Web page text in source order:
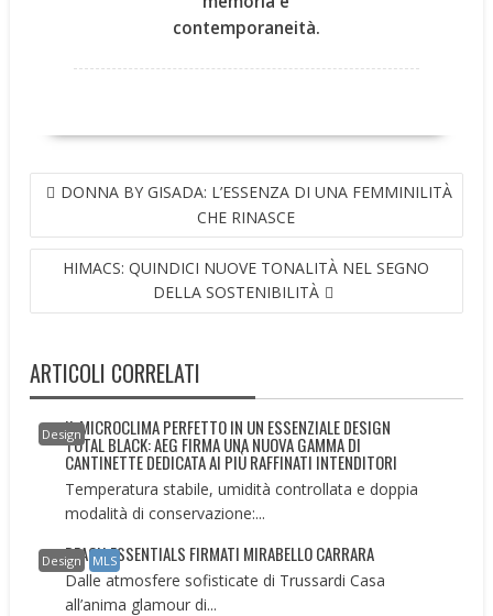
contemporaneità.
NAVIGAZIONE
ARTICOLI
DONNA BY GISADA: L’ESSENZA DI UNA FEMMINILITÀ
CHE RINASCE
HIMACS: QUINDICI NUOVE TONALITÀ NEL SEGNO
DELLA SOSTENIBILITÀ
ARTICOLI CORRELATI
DesignIL MICROCLIMA PERFETTO IN UN ESSENZIALE DESIGN
TOTAL BLACK: AEG FIRMA UNA NUOVA GAMMA DI
CANTINETTE DEDICATA AI PIÙ RAFFINATI INTENDITORI
Temperatura stabile, umidità controllata e doppia
modalità di conservazione:...
Design MLS
BEACH ESSENTIALS FIRMATI MIRABELLO CARRARA
Dalle atmosfere sofisticate di Trussardi Casa
all’anima glamour di...